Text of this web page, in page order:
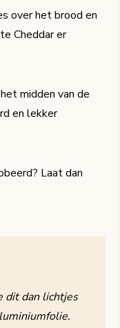
over het brood en
Cheddar er
midden van de
en lekker
Laat dan
dit dan lichtjes